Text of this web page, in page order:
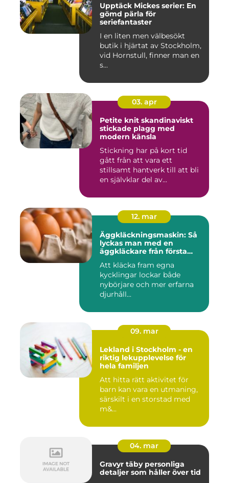
Upptäck Mickes serier: En
gömd pärla för
seriefantaster
I en liten men välbesökt
butik i hjärtat av Stockholm,
vid Hornstull, finner man en
s...
03. apr
Petite knit skandinaviskt
stickade plagg med
modern känsla
Stickning har på kort tid
gått från att vara ett
stillsamt hantverk till att bli
en självklar del av...
12. mar
Äggkläckningsmaskin: Så
lyckas man med en
äggkläckare från första
Att kläcka fram egna
kycklingar lockar både
nybörjare och mer erfarna
djurhåll...
09. mar
Lekland i Stockholm - en
riktig lekupplevelse för
hela familjen
Att hitta rätt aktivitet för
barn kan vara en utmaning,
särskilt i en storstad med
m&...
04. mar
Gravyr täby personliga
detaljer som håller över tid